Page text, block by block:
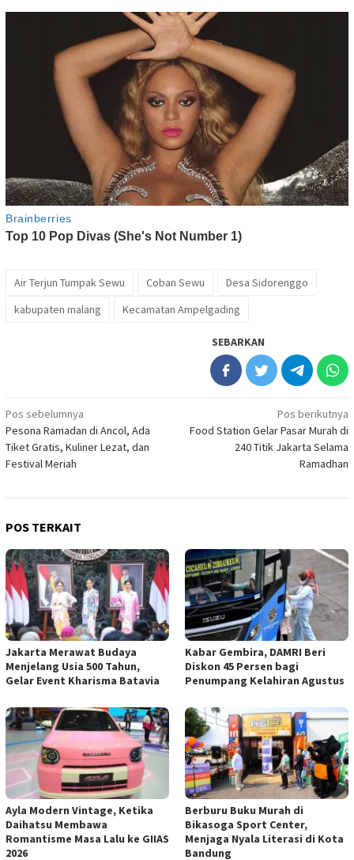
Air Terjun Tumpak Sewu Coban Sewu
Desa Sidorenggo
kabupaten malang
Kecamatan Ampelgading
SEBARKAN
Navigasi
pos
Pos sebelumnya
Pesona Ramadan di Ancol, Ada
Tiket Gratis, Kuliner Lezat, dan
Festival Meriah
Pos berikutnya
Food Station Gelar Pasar Murah di
240 Titik Jakarta Selama
Ramadhan
POS TERKAIT
Jakarta Merawat Budaya
Menjelang Usia 500 Tahun,
Gelar Event Kharisma Batavia
Kabar Gembira, DAMRI Beri
Diskon 45 Persen bagi
Penumpang Kelahiran Agustus
Ayla Modern Vintage, Ketika
Daihatsu Membawa
Romantisme Masa Lalu ke GIIAS
2026
Berburu Buku Murah di
Bikasoga Sport Center,
Menjaga Nyala Literasi di Kota
Bandung